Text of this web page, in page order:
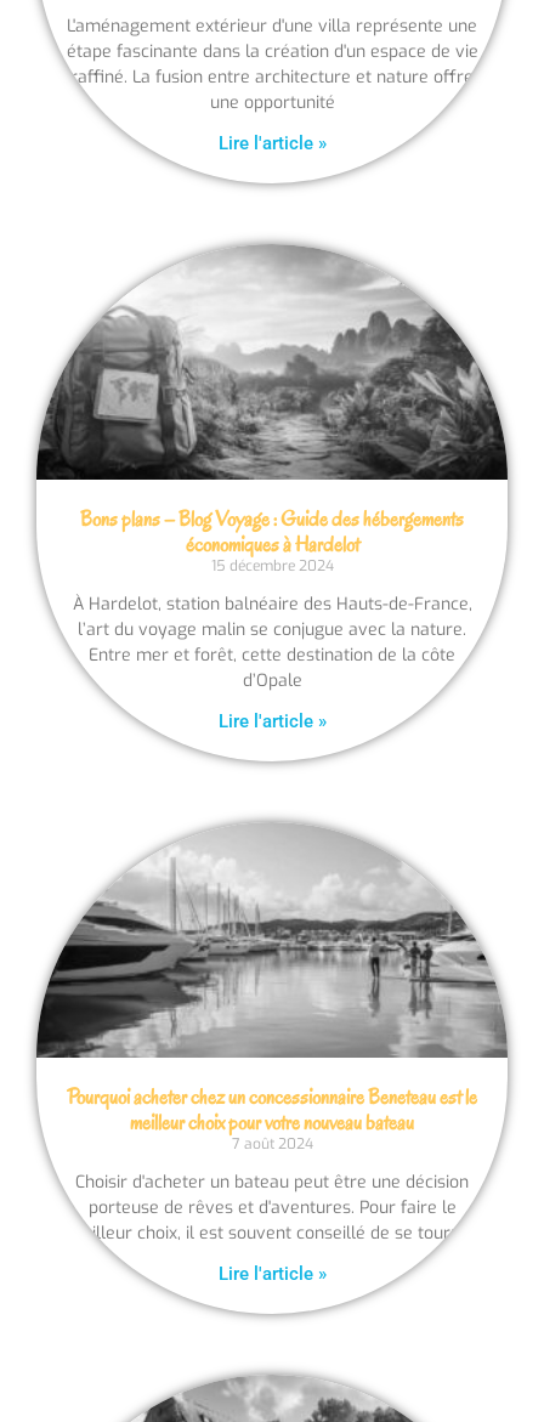
L'aménagement extérieur d'une villa représente une
étape fascinante dans la création d'un espace de vie
raffiné. La fusion entre architecture et nature offre
une opportunité
Lire l'article »
Bons plans – Blog Voyage : Guide des hébergements
économiques à Hardelot
15 décembre 2024
À Hardelot, station balnéaire des Hauts-de-France,
l’art du voyage malin se conjugue avec la nature.
Entre mer et forêt, cette destination de la côte
d’Opale
Lire l'article »
Pourquoi acheter chez un concessionnaire Beneteau est le
meilleur choix pour votre nouveau bateau
7 août 2024
Choisir d'acheter un bateau peut être une décision
porteuse de rêves et d'aventures. Pour faire le
meilleur choix, il est souvent conseillé de se tourner
Lire l'article »